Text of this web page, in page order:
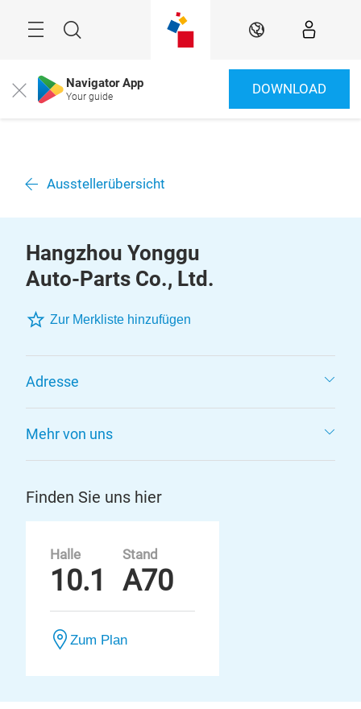
Suche DE
Close Navigator App
Your guide DOWNLOAD
Ausstellerübersicht
Hangzhou Yonggu
Auto-Parts Co., Ltd.
Zur Merkliste hinzufügen
Adresse
Mehr von uns
Finden Sie uns hier
Halle
10.1
Stand
A70
Zum Plan